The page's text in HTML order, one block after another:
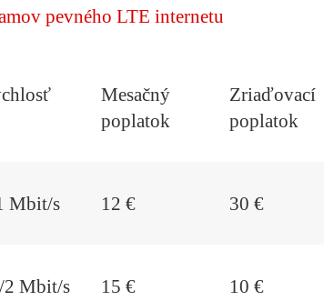
pevného LTE internetu
Mesačný
poplatok
Zriaďovací
poplatok
Mbit/s 12 € 30 €
2 Mbit/s 15 € 10 €